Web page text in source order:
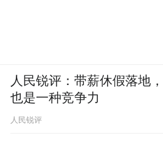
人民锐评：带薪休假落地，
也是一种竞争力
人民锐评